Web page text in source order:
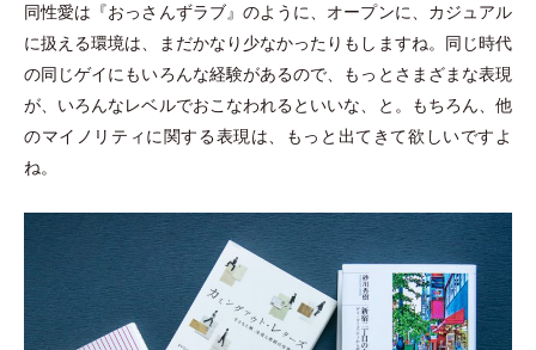
同性愛は『おっさんずラブ』のように、オープンに、カジュアル
に扱える環境は、まだかなり少なかったりもしますね。同じ時代
の同じゲイにもいろんな経験があるので、もっとさまざまな表現
が、いろんなレベルでおこなわれるといいな、と。もちろん、他
のマイノリティに関する表現は、もっと出てきて欲しいですよ
ね。